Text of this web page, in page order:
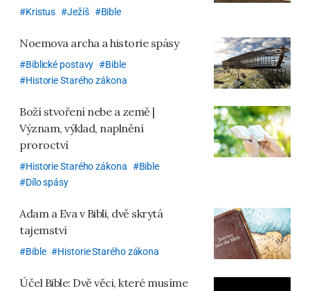
Kristus Ježíš Bible
Noemova archa a historie spásy
Biblické postavy
Bible
Historie Starého zákona
Boží stvoření nebe a země |
Význam, výklad, naplnění
proroctví
Historie Starého zákona
Bible
Dílo spásy
Adam a Eva v Bibli, dvě skrytá
tajemství
Bible Historie Starého zákona
Účel Bible: Dvě věci, které musíme